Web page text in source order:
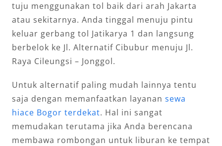
tuju menggunakan tol baik dari arah Jakarta
atau sekitarnya. Anda tinggal menuju pintu
keluar gerbang tol Jatikarya 1 dan langsung
berbelok ke Jl. Alternatif Cibubur menuju Jl.
Raya Cileungsi – Jonggol.
Untuk alternatif paling mudah lainnya tentu
saja dengan memanfaatkan layanan sewa
hiace Bogor terdekat. Hal ini sangat
memudakan terutama jika Anda berencana
membawa rombongan untuk liburan ke tempat